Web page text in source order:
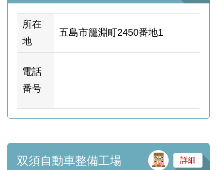
所在
地
五島市籠淵町2450番地1
電話
番号
双須自動車整備工場 サ
詳細